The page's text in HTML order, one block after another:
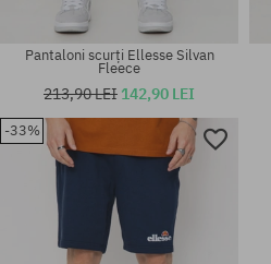
Pantaloni scurți Ellesse Silvan
Fleece
213,90 LEI 142,90 LEI
-33%